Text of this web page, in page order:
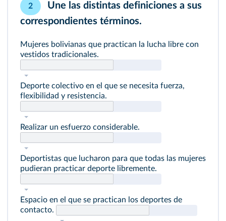
2
Une las distintas definiciones a sus
correspondientes términos.
Mujeres bolivianas que practican la lucha libre con
vestidos tradicionales.
Deporte colectivo en el que se necesita fuerza,
flexibilidad y resistencia.
Realizar un esfuerzo considerable.
Deportistas que lucharon para que todas las mujeres
pudieran practicar deporte libremente.
Espacio en el que se practican los deportes de
contacto.